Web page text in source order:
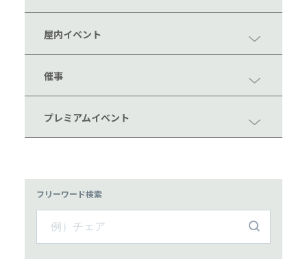
屋内イベント
催事
プレミアムイベント
フリーワード検索